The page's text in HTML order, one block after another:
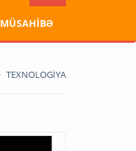
MÜSAHİBƏ
TEXNOLOGİYA